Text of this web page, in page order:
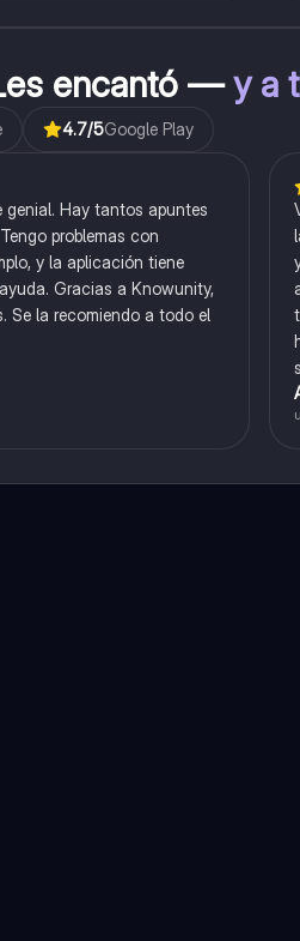
encantó —y a
4.7/5Google Play
genial. Hay tantos apuntes
problemas con
y la aplicación tiene
Gracias a Knowunity,
Se la recomiendo a todo el